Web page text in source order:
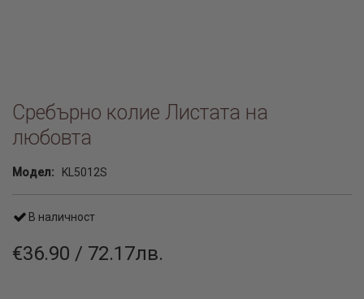
Сребърно колие Листата на
любовта
Модел: KL5012S
В наличност
€36.90 / 72.17лв.